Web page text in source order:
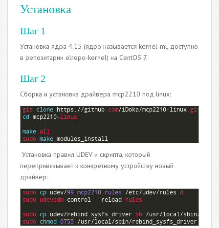
Установка
Шаг 1
Установка ядра 4.15 (ядро называется kernel-ml, доступно
в репозитарии elrepo-kernel) на CentOS 7.
Шаг 2
Сборка и установка драйвера mcp2210 под linux:
git clone https : //github.com/iDoka/mcp2210-linux.git
cd mcp2210-linux
make all
sudo make modules_install
Установка правил UDEV и скрипта, который
перепривязывает к конкретному устройству новый
драйвер:
sudo cp udev/99_mcp2210.rules /etc/udev/rules .d
sudo udevadm control --reload-rules
sudo cp udev/rebind_sysfs_driver .sh /usr/local/sbin/
sudo chmod 0755 /usr/local/sbin/rebind_sysfs_driver .sh